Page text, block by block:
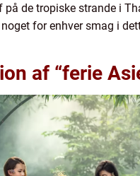
på de tropiske strande i
for enhver smag i
af “ferie